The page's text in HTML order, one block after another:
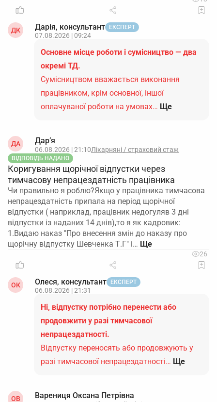
ДК Дарія, консультант ЕКСПЕРТ
07.08.2026 | 09:24
Основне місце роботи і сумісництво — два
окремі ТД.
Сумісництвом вважається виконання
працівником, крім основної, іншої
оплачуваної роботи на умовах… Ще
ДА Дар’я
06.08.2026 | 21:10Лікарняні / страховий стаж
ВІДПОВІДЬ НАДАНО
Коригування щорічної відпустки через
тимчасову непрацездатність працівника
Чи правильно я роблю?Якщо у працівника тимчасова
непрацездатність припала на період щорічної
відпустки ( наприклад, працівник недогуляв 3 дні
відпустки із наданих 14 днів),то я як кадровик:
1.Видаю наказ "Про внесення змін до наказу про
щорічну відпустку Шевченка Т.Г" і…
26
ОК Олеся, консультант ЕКСПЕРТ
06.08.2026 | 21:31
Ні, відпустку потрібно перенести або
продовжити у разі тимчасової
непрацездатності.
Відпустку переносять або продовжують у
разі тимчасової непрацездатності… Ще
ОВ Варениця Оксана Петрівна